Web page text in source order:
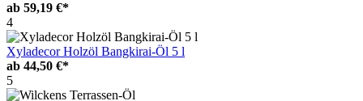
ab 59,19 €*
4
Xyladecor Holzöl Bangkirai-Öl 5 l
ab 44,50 €*
5